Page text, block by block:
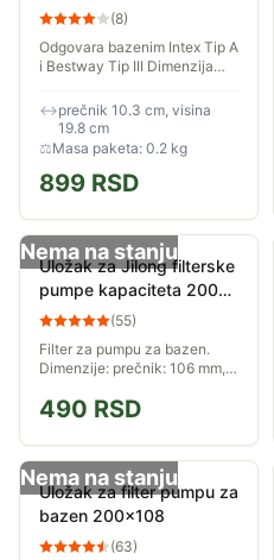
(8)
Odgovara bazenim Intex Tip A
i Bestway Tip III Dimenzija
↔prečnik 10.3 cm, visina
19.8 cm
⚖Masa paketa: 0.2 kg
899 RSD
Nema na stanju
Uložak za Jilong filterske
pumpe kapaciteta 2000 i
3000 litara na sat
(55)
Filter za pumpu za bazen.
Dimenzije: prečnik: 106 mm,
za JiLong pumpe kapaciteta
l/h (800...
490 RSD
Nema na stanju
Uložak za filter pumpu za
bazen 200x108
(63)